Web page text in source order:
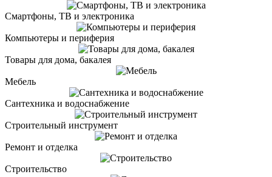
Смартфоны, ТВ и электроника
Компьютеры и периферия
Товары для дома, бакалея
Мебель
Сантехника и водоснабжение
Строительный инструмент
Ремонт и отделка
Строительство